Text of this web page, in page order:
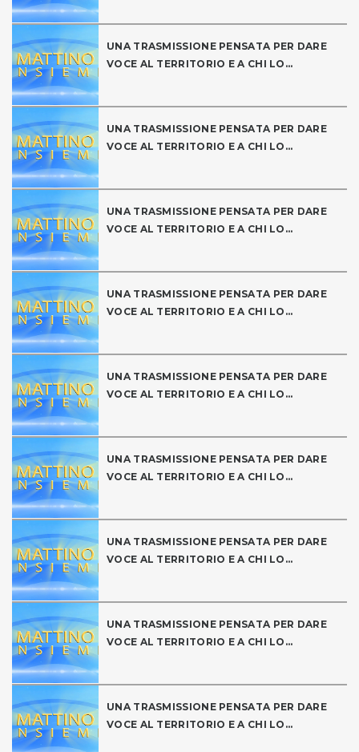
UNA TRASMISSIONE PENSATA PER DARE
VOCE AL TERRITORIO E A CHI LO...
UNA TRASMISSIONE PENSATA PER DARE
VOCE AL TERRITORIO E A CHI LO...
UNA TRASMISSIONE PENSATA PER DARE
VOCE AL TERRITORIO E A CHI LO...
UNA TRASMISSIONE PENSATA PER DARE
VOCE AL TERRITORIO E A CHI LO...
UNA TRASMISSIONE PENSATA PER DARE
VOCE AL TERRITORIO E A CHI LO...
UNA TRASMISSIONE PENSATA PER DARE
VOCE AL TERRITORIO E A CHI LO...
UNA TRASMISSIONE PENSATA PER DARE
VOCE AL TERRITORIO E A CHI LO...
UNA TRASMISSIONE PENSATA PER DARE
VOCE AL TERRITORIO E A CHI LO...
UNA TRASMISSIONE PENSATA PER DARE
VOCE AL TERRITORIO E A CHI LO...